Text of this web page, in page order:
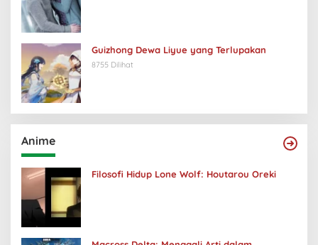
Guizhong Dewa Liyue yang Terlupakan
8755 Dilihat
Anime
Filosofi Hidup Lone Wolf: Houtarou Oreki